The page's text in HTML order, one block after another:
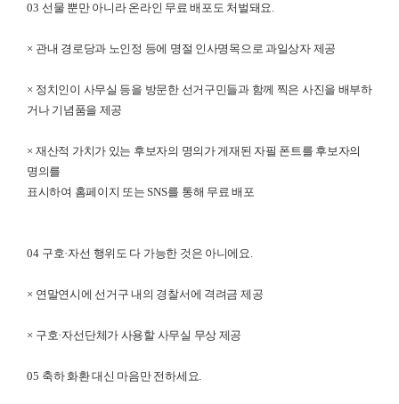
03 선물 뿐만 아니라 온라인 무료 배포도 처벌돼요.
× 관내 경로당과 노인정 등에 명절 인사명목으로 과일상자 제공
× 정치인이 사무실 등을 방문한 선거구민들과 함께 찍은 사진을 배부하
거나 기념품을 제공
× 재산적 가치가 있는 후보자의 명의가 게재된 자필 폰트를 후보자의
명의를
표시하여 홈페이지 또는SNS를 통해 무료 배포
04 구호·자선 행위도 다 가능한 것은 아니에요.
× 연말연시에 선거구 내의 경찰서에 격려금 제공
× 구호·자선단체가 사용할 사무실 무상 제공
05 축하 화환 대신 마음만 전하세요.